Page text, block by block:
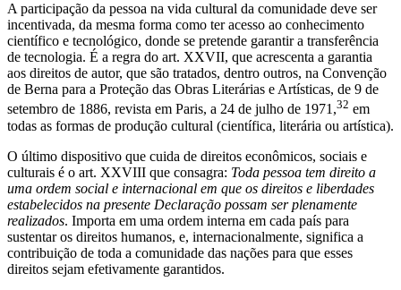
A participação da pessoa na vida cultural da comunidade deve ser
incentivada, da mesma forma como ter acesso ao conhecimento
científico e tecnológico, donde se pretende garantir a transferência
de tecnologia. É a regra do art. XXVII, que acrescenta a garantia
aos direitos de autor, que são tratados, dentro outros, na Convenção
de Berna para a Proteção das Obras Literárias e Artísticas, de 9 de
setembro de 1886, revista em Paris, a 24 de julho de 1971,32 em
todas as formas de produção cultural (científica, literária ou artística).
O último dispositivo que cuida de direitos econômicos, sociais e
culturais é o art. XXVIII que consagra: Toda pessoa tem direito a
uma ordem social e internacional em que os direitos e liberdades
estabelecidos na presente Declaração possam ser plenamente
realizados. Importa em uma ordem interna em cada país para
sustentar os direitos humanos, e, internacionalmente, significa a
contribuição de toda a comunidade das nações para que esses
direitos sejam efetivamente garantidos.